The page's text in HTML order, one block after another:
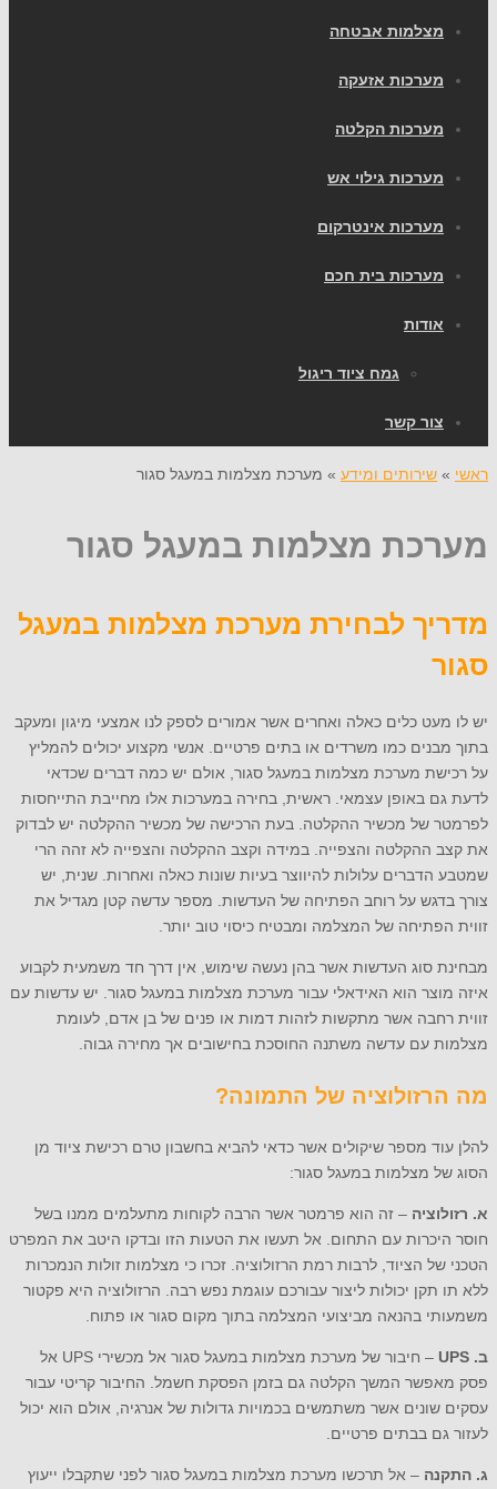
מצלמות אבטחה
מערכות אזעקה
מערכות הקלטה
מערכות גילוי אש
מערכות אינטרקום
מערכות בית חכם
אודות
גמח ציוד ריגול
צור קשר
ראשי » שירותים ומידע » מערכת מצלמות במעגל סגור
מערכת מצלמות במעגל סגור
מדריך לבחירת מערכת מצלמות במעגל
סגור
יש לו מעט כלים כאלה ואחרים אשר אמורים לספק לנו אמצעי מיגון ומעקב
בתוך מבנים כמו משרדים או בתים פרטיים. אנשי מקצוע יכולים להמליץ
על רכישת מערכת מצלמות במעגל סגור, אולם יש כמה דברים שכדאי
לדעת גם באופן עצמאי. ראשית, בחירה במערכות אלו מחייבת התייחסות
לפרמטר של מכשיר ההקלטה. בעת הרכישה של מכשיר ההקלטה יש לבדוק
את קצב ההקלטה והצפייה. במידה וקצב ההקלטה והצפייה לא זהה הרי
שמטבע הדברים עלולות להיווצר בעיות שונות כאלה ואחרות. שנית, יש
צורך בדגש על רוחב הפתיחה של העדשות. מספר עדשה קטן מגדיל את
זווית הפתיחה של המצלמה ומבטיח כיסוי טוב יותר.
מבחינת סוג העדשות אשר בהן נעשה שימוש, אין דרך חד משמעית לקבוע
איזה מוצר הוא האידאלי עבור מערכת מצלמות במעגל סגור. יש עדשות עם
זווית רחבה אשר מתקשות לזהות דמות או פנים של בן אדם, לעומת
מצלמות עם עדשה משתנה החוסכת בחישובים אך מחירה גבוה.
מה הרזולוציה של התמונה?
להלן עוד מספר שיקולים אשר כדאי להביא בחשבון טרם רכישת ציוד מן
הסוג של מצלמות במעגל סגור:
א. רזולוציה – זה הוא פרמטר אשר הרבה לקוחות מתעלמים ממנו בשל
חוסר היכרות עם התחום. אל תעשו את הטעות הזו ובדקו היטב את המפרט
הטכני של הציוד, לרבות רמת הרזולוציה. זכרו כי מצלמות זולות הנמכרות
ללא תו תקן יכולות ליצור עבורכם עוגמת נפש רבה. הרזולוציה היא פקטור
משמעותי בהנאה מביצועי המצלמה בתוך מקום סגור או פתוח.
ב. UPS
– חיבור של מערכת מצלמות במעגל סגור אל מכשירי UPS אל
פסק מאפשר המשך הקלטה גם בזמן הפסקת חשמל. החיבור קריטי עבור
עסקים שונים אשר משתמשים בכמויות גדולות של אנרגיה, אולם הוא יכול
לעזור גם בבתים פרטיים.
ג. התקנה – אל תרכשו מערכת מצלמות במעגל סגור לפני שתקבלו ייעוץ